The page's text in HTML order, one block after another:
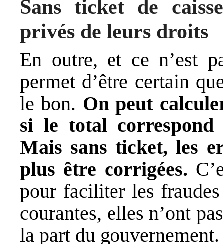
Sans ticket de
privés de leurs droits
En outre, et ce n’est
permet d’être certain
le bon. On peut
si le total correspond
Mais sans ticket, les
plus être corrigées.
pour faciliter les
courantes, elles n’ont
la part du gouvernement.